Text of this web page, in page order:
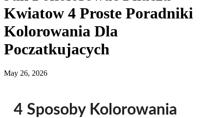
Kwiatow 4 Proste Poradniki
Kolorowania Dla
Poczatkujacych
May 26, 2026
4 Sposoby Kolorowania